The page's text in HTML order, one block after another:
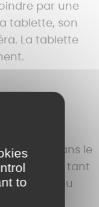
par une
tablette, son
La tablette
A2
être le
tant dans le
en tant
du
to